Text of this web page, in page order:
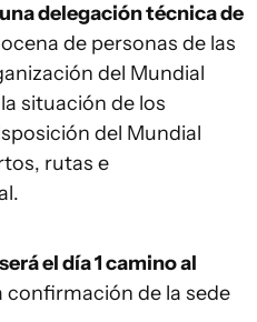
delegación técnica de
de personas de las
del Mundial
situación de los
del Mundial
rutas e
el día 1 camino al
confirmación de la sede